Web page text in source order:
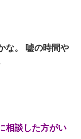
赴任した結果
ら、わかれてくださ
日行為しまくった結
な。 嘘の時間や
相談した方がい